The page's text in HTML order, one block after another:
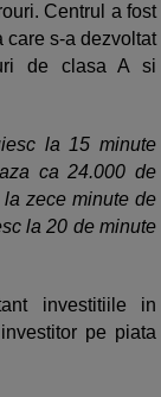
Centrul a fost
care s-a dezvoltat
de clasa A si
la 15 minute
ca 24.000 de
zece minute de
la 20 de minute
investitiile in
pe piata